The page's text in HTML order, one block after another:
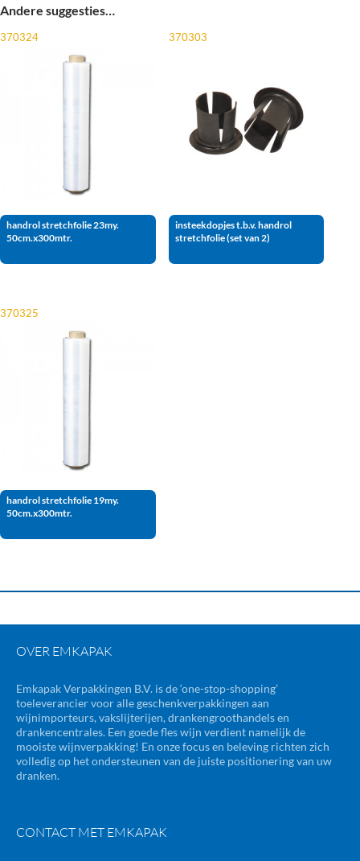
Andere suggesties…
370324
handrol stretchfolie 23my.
50cm.x300mtr.
370303
insteekdopjes t.b.v. handrol
stretchfolie (set van 2)
370325
handrol stretchfolie 19my.
50cm.x300mtr.
OVER EMKAPAK
Emkapak Verpakkingen B.V. is de ‘one-stop-shopping’
toeleverancier voor alle geschenkverpakkingen aan
wijnimporteurs, vakslijterijen, drankengroothandels en
drankencentrales. Een goede fles wijn verdient namelijk de
mooiste wijnverpakking! En onze focus en beleving richten zich
volledig op het ondersteunen van de juiste positionering van uw
dranken.
CONTACT MET EMKAPAK